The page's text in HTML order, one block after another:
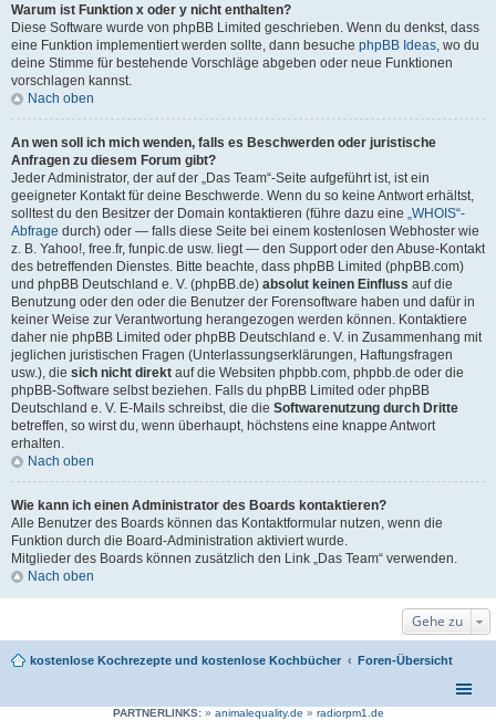
Warum ist Funktion x oder y nicht enthalten?
Diese Software wurde von phpBB Limited geschrieben. Wenn du denkst, dass
eine Funktion implementiert werden sollte, dann besuche phpBB Ideas, wo du
deine Stimme für bestehende Vorschläge abgeben oder neue Funktionen
vorschlagen kannst.
Nach oben
An wen soll ich mich wenden, falls es Beschwerden oder juristische
Anfragen zu diesem Forum gibt?
Jeder Administrator, der auf der „Das Team“-Seite aufgeführt ist, ist ein
geeigneter Kontakt für deine Beschwerde. Wenn du so keine Antwort erhältst,
solltest du den Besitzer der Domain kontaktieren (führe dazu eine „WHOIS“-
Abfrage durch) oder — falls diese Seite bei einem kostenlosen Webhoster wie
z. B. Yahoo!, free.fr, funpic.de usw. liegt — den Support oder den Abuse-Kontakt
des betreffenden Dienstes. Bitte beachte, dass phpBB Limited (phpBB.com)
und phpBB Deutschland e. V. (phpBB.de) absolut keinen Einfluss auf die
Benutzung oder den oder die Benutzer der Forensoftware haben und dafür in
keiner Weise zur Verantwortung herangezogen werden können. Kontaktiere
daher nie phpBB Limited oder phpBB Deutschland e. V. in Zusammenhang mit
jeglichen juristischen Fragen (Unterlassungserklärungen, Haftungsfragen
usw.), die sich nicht direkt auf die Websiten phpbb.com, phpbb.de oder die
phpBB-Software selbst beziehen. Falls du phpBB Limited oder phpBB
Deutschland e. V. E-Mails schreibst, die die Softwarenutzung durch Dritte
betreffen, so wirst du, wenn überhaupt, höchstens eine knappe Antwort
erhalten.
Nach oben
Wie kann ich einen Administrator des Boards kontaktieren?
Alle Benutzer des Boards können das Kontaktformular nutzen, wenn die
Funktion durch die Board-Administration aktiviert wurde.
Mitglieder des Boards können zusätzlich den Link „Das Team“ verwenden.
Nach oben
Gehe zu
kostenlose Kochrezepte und kostenlose Kochbücher Foren-Übersicht
PARTNERLINKS:» animalequality.de » radiorpm1.de